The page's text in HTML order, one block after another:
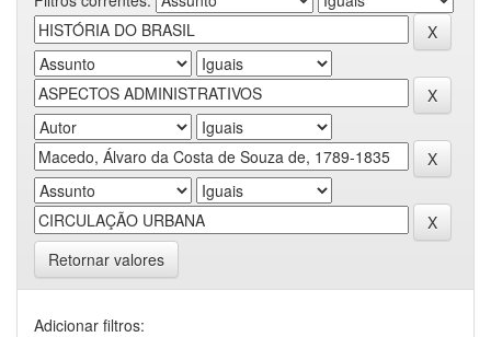
Retornar valores
Adicionar filtros: